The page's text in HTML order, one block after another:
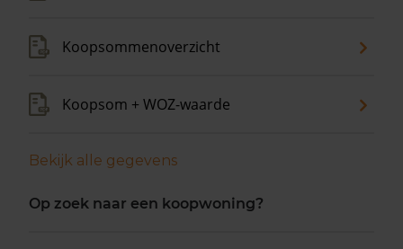
Koopsommenoverzicht
Koopsom + WOZ-waarde
Bekijk alle gegevens
Op zoek naar een koopwoning?